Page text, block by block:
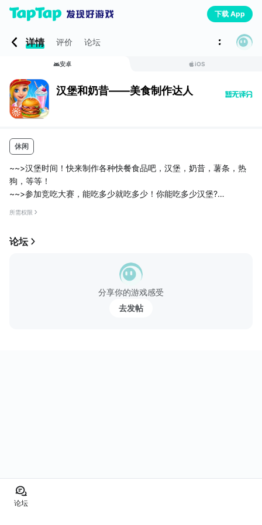
下载 App
详情 评价 论坛
安卓 iOS
汉堡和奶昔——美食制作达人
休闲
~~>汉堡时间！快来制作各种快餐食品吧，汉堡，奶昔，薯条，热
狗，等等！
~~>参加竞吃大赛，能吃多少就吃多少！你能吃多少汉堡?
达人应用程序中亲手制作这些美食了！准备参加汉堡餐厅的一些美
沙士吞下！开启美食之旅，一路向着独一无二的竞吃比赛进发，邀
所需权限
论坛
分享你的游戏感受
去发帖
论坛